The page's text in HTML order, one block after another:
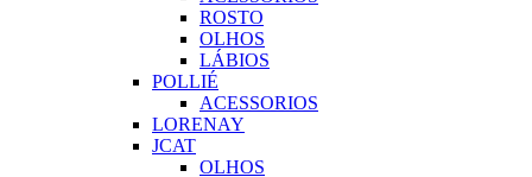
ROSTO
OLHOS
LÁBIOS
POLLIÉ
ACESSORIOS
LORENAY
JCAT
OLHOS